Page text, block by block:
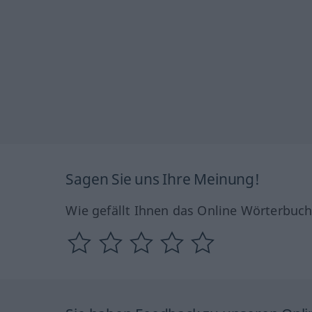
Sagen Sie uns Ihre Meinung!
Wie gefällt Ihnen das Online